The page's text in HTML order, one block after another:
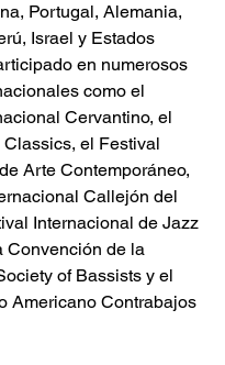
Portugal, Alemania,
Israel y Estados
en numerosos
como el
Cervantino, el
el Festival
Arte Contemporáneo,
Callejón del
Internacional de Jazz
Convención de la
of Bassists y el
Americano Contrabajos